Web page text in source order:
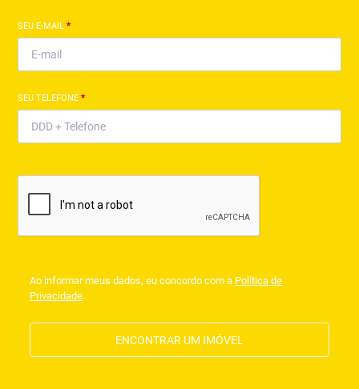
SEU E-MAIL*
SEU TELEFONE*
Ao informar meus dados, eu concordo com a Política de
Privacidade.
ENCONTRAR UM IMÓVEL